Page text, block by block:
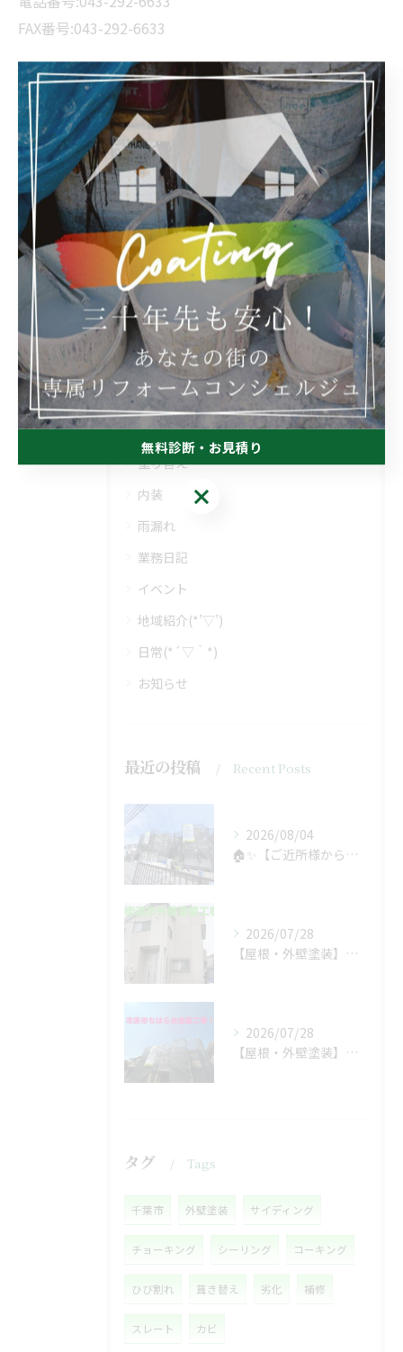
FAX番号:043-292-6633
--------------------------------------------------------------------
--
業務日記
< 前のページ 一覧に戻る 次のページ >
カテゴリー Categories
全てのカテゴリー
屋根
防水
塗り替え
内装
雨漏れ
業務日記
イベント
地域紹介(*’▽’)
日常(*´▽｀*)
お知らせ
最近の投稿 Recent Posts
2026/08/04
🏠✨【ご近所様からのご紹介で、工事スタート！】✨🏠
2026/07/28
【屋根・外壁塗装】工事着工しました❗️
2026/07/28
【屋根・外壁塗装】着工しました❗️
タグ Tags
千葉市 外壁塗装 サイディング
チョーキング シーリング コーキング
ひび割れ 葺き替え 劣化 補修
スレート カビ
無料診断・お見積り
無料診断・お見積り